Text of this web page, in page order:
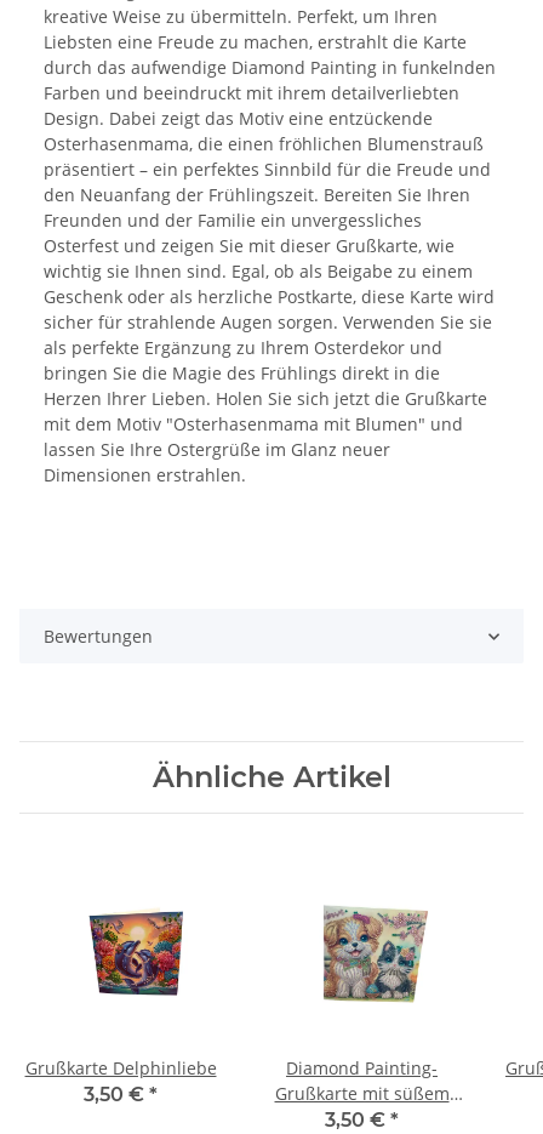
kreative Weise zu übermitteln. Perfekt, um Ihren
Liebsten eine Freude zu machen, erstrahlt die Karte
durch das aufwendige Diamond Painting in funkelnden
Farben und beeindruckt mit ihrem detailverliebten
Design. Dabei zeigt das Motiv eine entzückende
Osterhasenmama, die einen fröhlichen Blumenstrauß
präsentiert – ein perfektes Sinnbild für die Freude und
den Neuanfang der Frühlingszeit. Bereiten Sie Ihren
Freunden und der Familie ein unvergessliches
Osterfest und zeigen Sie mit dieser Grußkarte, wie
wichtig sie Ihnen sind. Egal, ob als Beigabe zu einem
Geschenk oder als herzliche Postkarte, diese Karte wird
sicher für strahlende Augen sorgen. Verwenden Sie sie
als perfekte Ergänzung zu Ihrem Osterdekor und
bringen Sie die Magie des Frühlings direkt in die
Herzen Ihrer Lieben. Holen Sie sich jetzt die Grußkarte
mit dem Motiv "Osterhasenmama mit Blumen" und
lassen Sie Ihre Ostergrüße im Glanz neuer
Dimensionen erstrahlen.
Bewertungen
Ähnliche Artikel
Grußkarte Delphinliebe
3,50 € *
Diamond Painting-
Grußkarte mit süßem
Hunde- und
3,50 € *